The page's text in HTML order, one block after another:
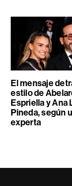
El mensaje
estilo de
Espriella y Ana
Pineda, según
experta